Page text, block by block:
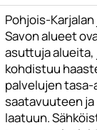
Pohjois-Karjalan
Savon alueet
asuttuja alueita,
kohdistuu
palvelujen
saatavuuteen
laatuun.